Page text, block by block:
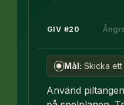
GIV #20
● Mål: Skicka
Använd